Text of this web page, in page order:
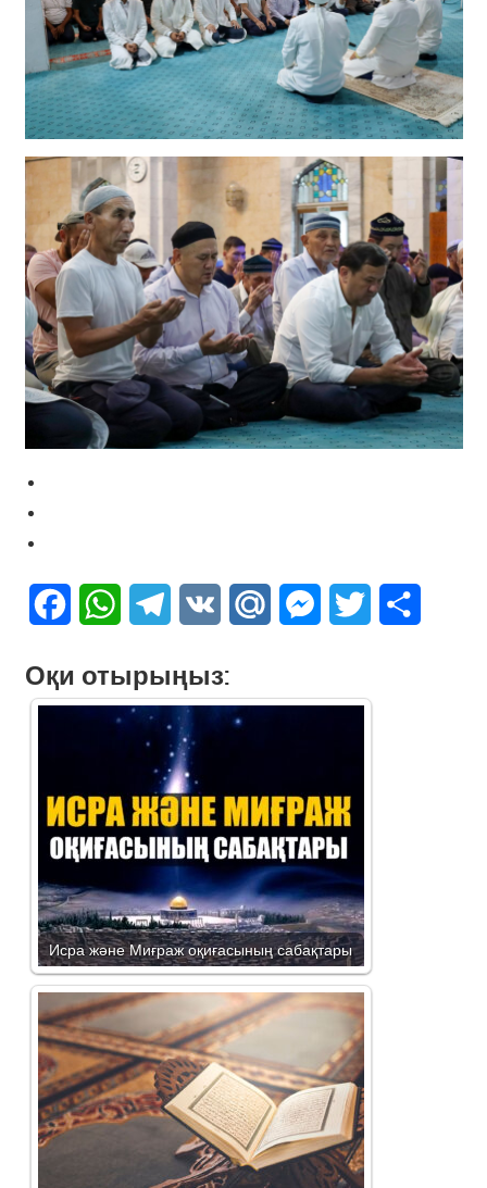
FacebookWhatsAppTelegram
VK Mail.Ru Messenger
Twitter
Оқи отырыңыз:
Исра және Миғраж оқиғасының сабақтары